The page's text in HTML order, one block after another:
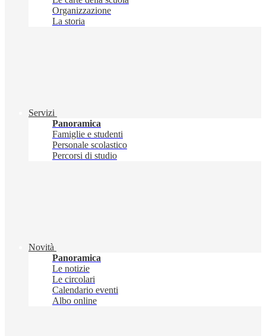
Organizzazione
La storia
Servizi
Panoramica
Famiglie e studenti
Personale scolastico
Percorsi di studio
Novità
Panoramica
Le notizie
Le circolari
Calendario eventi
Albo online